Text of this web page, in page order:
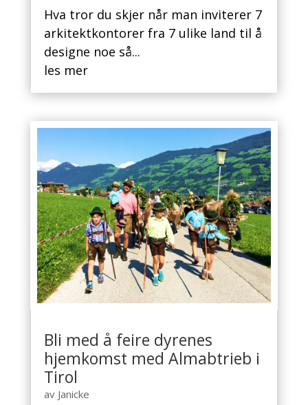
Hva tror du skjer når man inviterer 7
arkitektkontorer fra 7 ulike land til å
designe noe så...
les mer
Bli med å feire dyrenes
hjemkomst med Almabtrieb i
Tirol
av Janicke